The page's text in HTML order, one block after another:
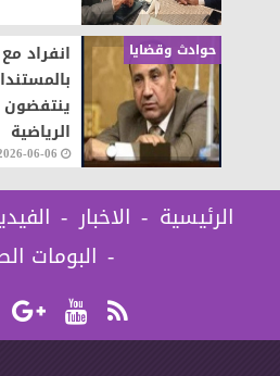
حوادث وقضايا
انفراد
الرياضية
06-06
الرئيسية الاخبار
البومات